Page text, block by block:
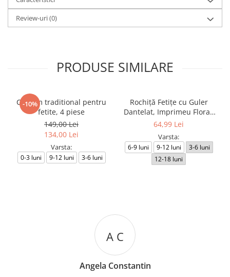
Review-uri(0)
PRODUSE SIMILARE
-10%
Costum traditional pentru
fetite, 4 piese
149,00 Lei
134,00 Lei
Varsta:
0-3 luni 9-12 luni 3-6 luni
Rochiță Fetițe cu Guler
Dantelat, Imprimeu Floral,
Design Elegant
64,99 Lei
Varsta:
6-9 luni 9-12 luni
3-6 luni
12-18 luni
A C
Angela Constantin